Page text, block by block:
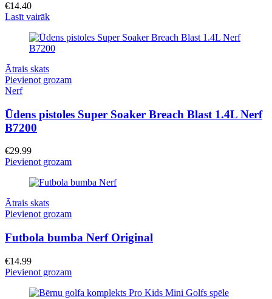
€14.40
Lasīt vairāk
Ātrais skats
Pievienot grozam
Nerf
Ūdens pistoles Super Soaker Breach Blast 1.4L Nerf
B7200
€29.99
Pievienot grozam
Ātrais skats
Pievienot grozam
Futbola bumba Nerf Original
€14.99
Pievienot grozam